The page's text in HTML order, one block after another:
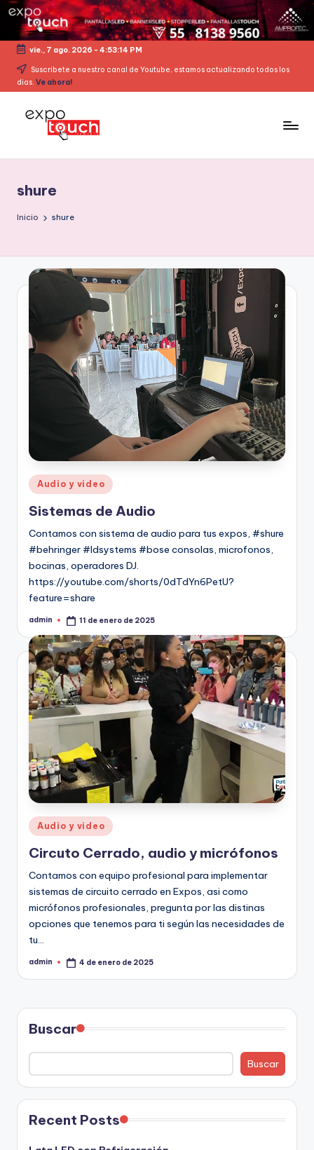
vie., 7 ago. 2026 - 4:53:15 PM
Suscribete a nuestro canal de Youtube, estamos actualizando todos los
dias. Ve ahora!
shure
Inicio shure
Audio y video
Sistemas de Audio
Contamos con sistema de audio para tus expos, #shure
#behringer #ldsystems #bose consolas, microfonos,
bocinas, operadores DJ.
https://youtube.com/shorts/0dTdYn6PetU?
feature=share
admin 11 de enero de 2025
Audio y video
Circuto Cerrado, audio y micrófonos
Contamos con equipo profesional para implementar
sistemas de circuito cerrado en Expos, asi como
micrófonos profesionales, pregunta por las distinas
opciones que tenemos para ti según las necesidades de
tu…
admin 4 de enero de 2025
Buscar
Buscar
Recent Posts